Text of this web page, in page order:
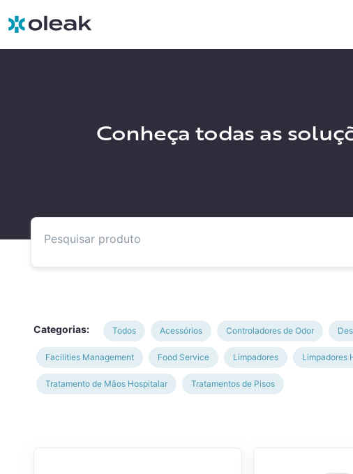
Conheça todas as
Categorias: Todos Acessórios Controladores de Odor
Facilities Management Food Service Limpadores Limpadores
Tratamento de Mãos Hospitalar Tratamentos de Pisos